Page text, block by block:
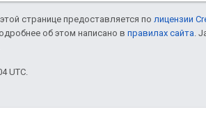
странице предоставляется по лицензии
об этом написано в правилах сайта .
UTC.